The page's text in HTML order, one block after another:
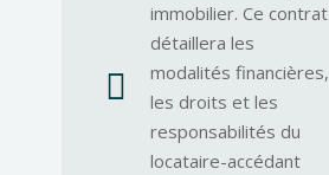

immobilier. Ce contrat
détaillera les
modalités financières,
les droits et les
responsabilités du
locataire-accédant